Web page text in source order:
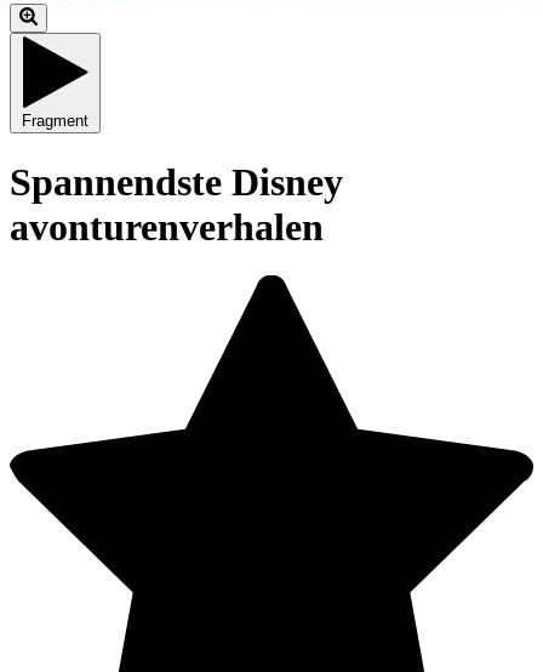
Fragment
Spannendste Disney
avonturenverhalen